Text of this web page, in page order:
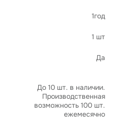
1год
1 шт
Да
До 10 шт. в наличии.
Производственная
возможность 100 шт.
ежемесячно